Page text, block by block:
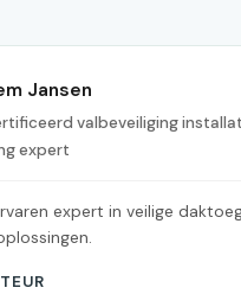
Jansen
valbeveiliging
expert
expert in veilige